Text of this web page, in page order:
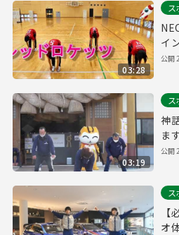
03:28
ス
イ
公開
03:19
ス
神
ま
公開
ス
オ